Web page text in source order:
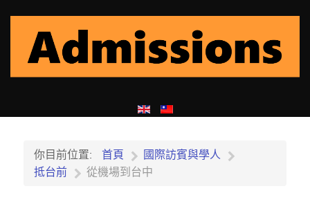
你目前位置: 首頁
國際訪賓與學人
抵台前
從機場到台中